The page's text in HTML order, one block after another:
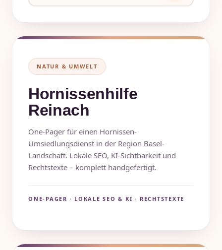
NATUR & UMWELT
Hornissenhilfe
Reinach
One-Pager für einen Hornissen-
Umsiedlungsdienst in der Region Basel-
Landschaft. Lokale SEO, KI-Sichtbarkeit und
Rechtstexte – komplett handgefertigt.
ONE-PAGER · LOKALE SEO & KI · RECHTSTEXTE